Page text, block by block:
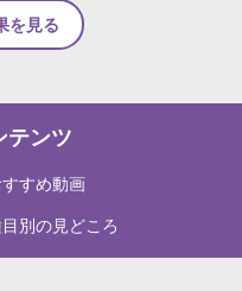
を見る
テンツ
すすめ動画
別の見どころ